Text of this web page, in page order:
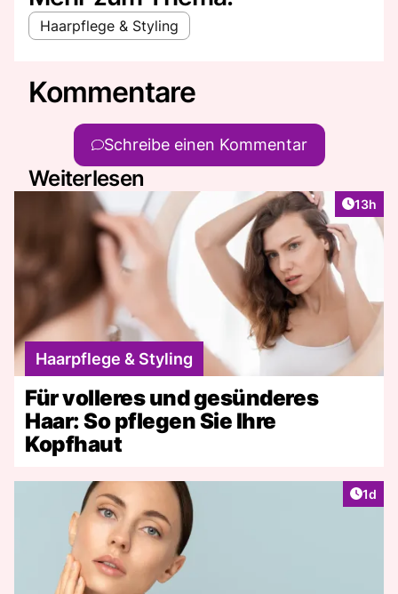
Haarpflege & Styling
Kommentare
Schreibe einen Kommentar
Weiterlesen
Artikel
13h
Haarpflege & Styling
Für volleres und gesünderes
Haar: So pflegen Sie Ihre
Kopfhaut
1d